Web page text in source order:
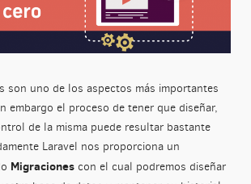
son uno de los aspectos más importantes
embargo el proceso de tener que diseñar,
de la misma puede resultar bastante
Laravel nos proporciona un
Migracionescon el cual podremos diseñar